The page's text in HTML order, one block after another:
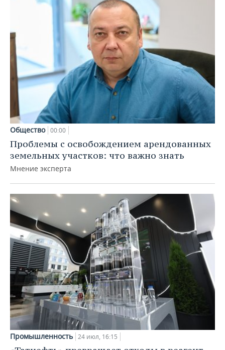
Общество 00:00
Проблемы с освобождением арендованных
земельных участков: что важно знать
Мнение эксперта
Промышленность 24 июл, 16:15